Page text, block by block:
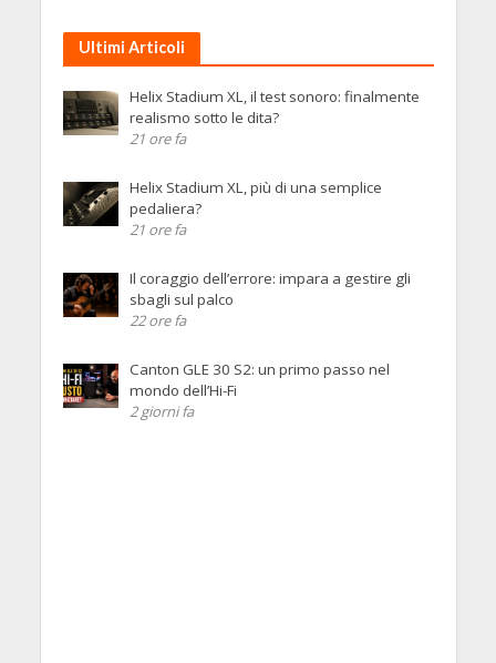
Ultimi Articoli
Helix Stadium XL, il test sonoro: finalmente
realismo sotto le dita?
21 ore fa
Helix Stadium XL, più di una semplice
pedaliera?
21 ore fa
Il coraggio dell’errore: impara a gestire gli
sbagli sul palco
22 ore fa
Canton GLE 30 S2: un primo passo nel
mondo dell’Hi-Fi
2 giorni fa